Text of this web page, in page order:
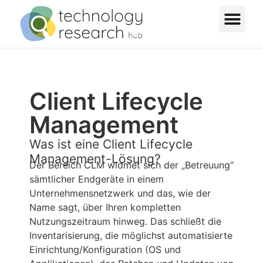
Client Lifecycle
Management
Was ist eine Client Lifecycle
Management-Lösung?
Der Bereich CLM widmet sich der „Betreuung“
sämtlicher Endgeräte in einem
Unternehmensnetzwerk und das, wie der
Name sagt, über Ihren kompletten
Nutzungszeitraum hinweg. Das schließt die
Inventarisierung, die möglichst automatisierte
Einrichtung/Konfiguration (OS und